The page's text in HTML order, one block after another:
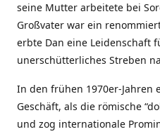
seine Mutter arbeitete bei
Großvater war ein
erbte Dan eine Leidenschaft
unerschütterliches Streben
In den frühen 1970er-Jahren
Geschäft, als die römische
und zog internationale